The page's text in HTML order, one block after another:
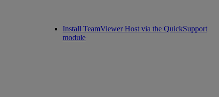
Install TeamViewer Host via the QuickSupport
module